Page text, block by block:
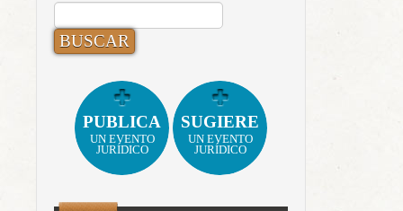
BUSCAR:
PUBLICA
UN EVENTO
JURÍDICO
SUGIERE
UN EVENTO
JURÍDICO